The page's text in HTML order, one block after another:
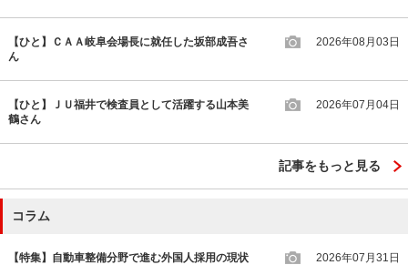
【ひと】ＣＡＡ岐阜会場長に就任した坂部成吾さ
ん
2026年08月03日
【ひと】ＪＵ福井で検査員として活躍する山本美
鶴さん
2026年07月04日
記事をもっと見る
コラム
【特集】自動車整備分野で進む外国人採用の現状 2026年07月31日